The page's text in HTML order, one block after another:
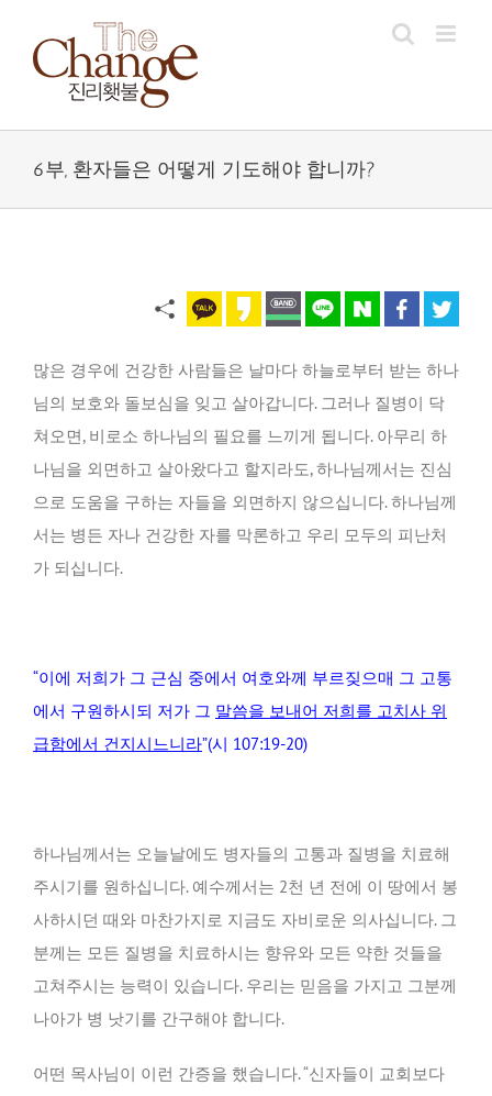
content
6부, 환자들은 어떻게 기도해야 합니까?
많은 경우에 건강한 사람들은 날마다 하늘로부터 받는 하나
님의 보호와 돌보심을 잊고 살아갑니다. 그러나 질병이 닥
쳐오면, 비로소 하나님의 필요를 느끼게 됩니다. 아무리 하
나님을 외면하고 살아왔다고 할지라도, 하나님께서는 진심
으로 도움을 구하는 자들을 외면하지 않으십니다. 하나님께
서는 병든 자나 건강한 자를 막론하고 우리 모두의 피난처
가 되십니다.
“이에 저희가 그 근심 중에서 여호와께 부르짖으매 그 고통
에서 구원하시되 저가 그 말씀을 보내어 저희를 고치사 위
급함에서 건지시느니라”(시 107:19-20)
하나님께서는 오늘날에도 병자들의 고통과 질병을 치료해
주시기를 원하십니다. 예수께서는 2천 년 전에 이 땅에서 봉
사하시던 때와 마찬가지로 지금도 자비로운 의사십니다. 그
분께는 모든 질병을 치료하시는 향유와 모든 약한 것들을
고쳐주시는 능력이 있습니다. 우리는 믿음을 가지고 그분께
나아가 병 낫기를 간구해야 합니다.
어떤 목사님이 이런 간증을 했습니다. “신자들이 교회보다